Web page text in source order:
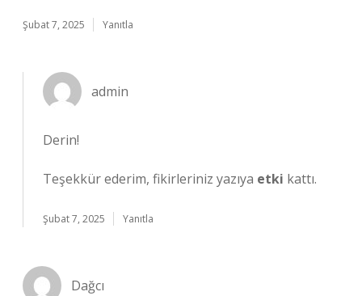
Şubat 7, 2025 Yanıtla
admin
Derin!
Teşekkür ederim, fikirleriniz yazıya etki kattı.
Şubat 7, 2025 Yanıtla
Dağcı